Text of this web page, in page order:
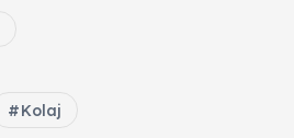
Kolaj